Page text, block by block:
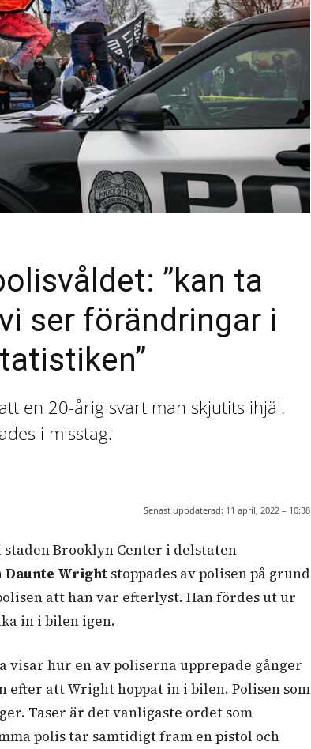
”kan ta
ser förändringar i
en 20-årig svart man skjutits ihjäl.
i misstag.
Senast uppdaterad: 11 april, 2022 – 10:38
Brooklyn Center i delstaten
Daunte Wright stoppades av polisen på grund
att han var efterlyst. Han fördes ut ur
in i bilen igen.
visar hur en av poliserna upprepade gånger
efter att Wright hoppat in i bilen. Polisen som
Taser är det vanligaste ordet som
polis tar samtidigt fram en pistol och